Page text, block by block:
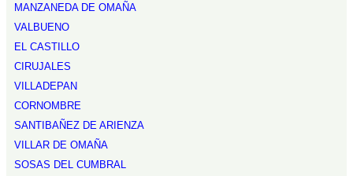
MANZANEDA DE OMAÑA
VALBUENO
EL CASTILLO
CIRUJALES
VILLADEPAN
CORNOMBRE
SANTIBAÑEZ DE ARIENZA
VILLAR DE OMAÑA
SOSAS DEL CUMBRAL